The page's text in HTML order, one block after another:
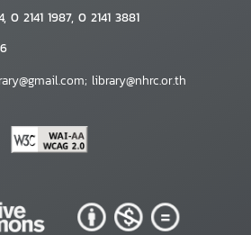
0 2141 1987, 0 2141 3881
library@nhrc.or.th